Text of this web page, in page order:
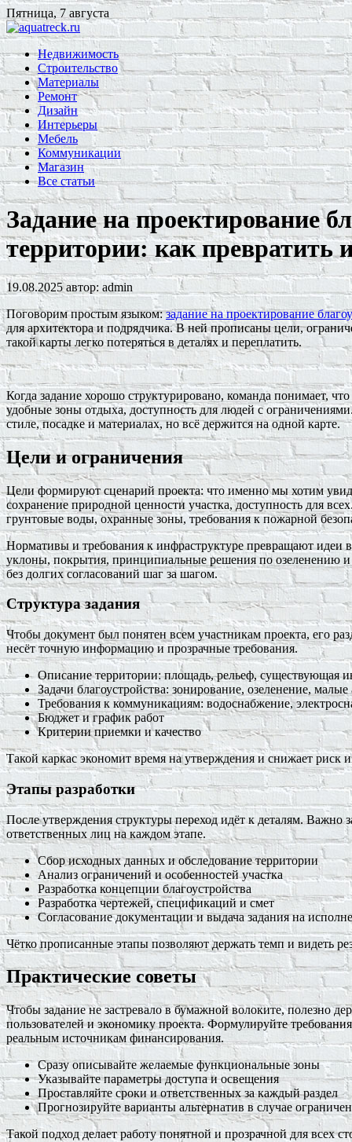
Пятница, 7 августа
Недвижимость
Строительство
Материалы
Ремонт
Дизайн
Интерьеры
Мебель
Коммуникации
Магазин
Все статьи
Задание на проектирование
территории: как превратить
19.08.2025автор: admin
Поговорим простым языком:задание на проектирование
для архитектора и подрядчика. В ней прописаны цели,
такой карты легко потеряться в деталях и переплатить.
Когда задание хорошо структурировано, команда понимает,
удобные зоны отдыха, доступность для людей с
стиле, посадке и материалах, но всё держится на одной карте.
Цели и ограничения
Цели формируют сценарий проекта: что именно мы хотим
сохранение природной ценности участка, доступность для
грунтовые воды, охранные зоны, требования к пожарной
Нормативы и требования к инфраструктуре превращают идеи
уклоны, покрытия, принципиальные решения по озеленению и
без долгих согласований шаг за шагом.
Структура задания
Чтобы документ был понятен всем участникам проекта, его
несёт точную информацию и прозрачные требования.
Описание территории: площадь, рельеф, существующая
Задачи благоустройства: зонирование, озеленение,
Требования к коммуникациям: водоснабжение,
Бюджет и график работ
Критерии приемки и качество
Такой каркас экономит время на утверждения и снижает риск
Этапы разработки
После утверждения структуры переход идёт к деталям. Важно
ответственных лиц на каждом этапе.
Сбор исходных данных и обследование территории
Анализ ограничений и особенностей участка
Разработка концепции благоустройства
Разработка чертежей, спецификаций и смет
Согласование документации и выдача задания на
Чётко прописанные этапы позволяют держать темп и видеть
Практические советы
Чтобы задание не застревало в бумажной волоките, полезно
пользователей и экономику проекта. Формулируйте
реальным источникам финансирования.
Сразу описывайте желаемые функциональные зоны
Указывайте параметры доступа и освещения
Проставляйте сроки и ответственных за каждый раздел
Прогнозируйте варианты альтернатив в случае
Такой подход делает работу понятной и прозрачной для всех